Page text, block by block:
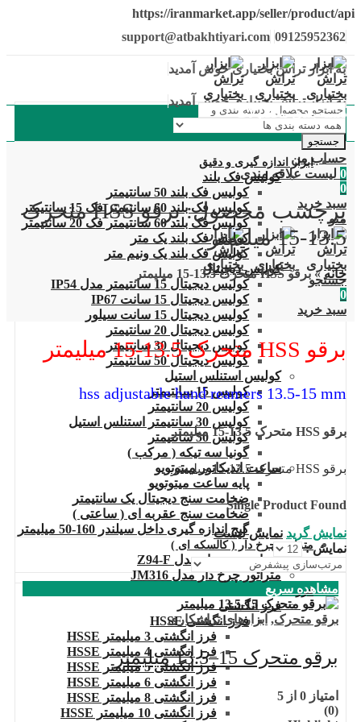
https://iranmarket.app/seller/product/api
support@atbakhtiyari.com 09125952362
به ابزار تراش بختیاری خوش آمدید
به ابزار تراش بختیاری خوش آمدید
جستجو
حساب من
0 لیست علاقه مندی
0
سبد خرید
منو
جستجو
0
سبد خرید
دسته بندی محصولات
ابزار اندازه گیری و دقیق
کولیس فک بلند
کولیس فک بلند 50 سانتیمتر
کولیس فک بلند 60 سانتیمتر فک 15 سانتیمتر
کولیس فک بلند 60 سانتیمتر فک 20 سانتیمتر
کولیس فک بلند یک متر
کولیس فک بلند یک ونیم متر
کولیس دیجیتال
کولیس دیجیتال 15 سانتیمتر مدل IP54
کولیس دیجیتال 15 سانت IP67
کولیس دیجیتال 15 سانت سیلور
کولیس دیجیتال 20 سانتیمتر
کولیس دیجیتال 30 سانتیمتر
کولیس دیجیتال 50 سانتیمتر
کولیس استنلس استیل
کولیس 15 سانتیمتر
کولیس 20 سانتیمتر
کولیس 30 سانتیمتر استنلس استیل
کولیس 50 سانتیمتر
گونیا سه تیکه ( مرکب )
ساعت اندیکاتور میتوتویو
پایه ساعت میتوتویو
ضخامت سنج دیجیتال یک سانتیمتر
ضخامت سنج عقربه ای ( ساعتی )
گیج اندازه گیری داخل سیلندر 160-50 میلیمتر
متراتور چرخ دار ( کالسکه ای )
متراتور چرخدار مدل Z94-F
متراتور چرخ دار مدل JM316
فرز
فرز انگشتی
فرز انگشتی HSSE
فرز انگشتی 3 میلیمتر HSSE
فرز انگشتی 4 میلیمتر HSSE
فرز انگشتی 5 میلیمتر HSSE
فرز انگشتی 6 میلیمتر HSSE
فرز انگشتی 8 میلیمتر HSSE
فرز انگشتی 10 میلیمتر HSSE
برچسب محصول: برقو HSS متحرک
13.5-15 میلیمتر
خانه»برقو HSS متحرک 13.5-15 میلیمتر
برقو HSS متحرک 13.5-15 میلیمتر
hss adjustable hand reamers 13.5-15 mm
برقو HSS متحرک 13.5-15 میلیمتر
برقو HSS متحرک 13.5-15 میلیمتر
Single Product Found
نمایش گرید نمایش لیست
نمایش :
مشاهده سریع
برقو متحرک, ابزارهای تراشکاری
برقو متحرک 15–13.5 میلیمتر
امتیاز 0 از 5
(0)